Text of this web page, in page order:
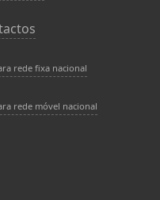
rede fixa nacional
rede móvel nacional